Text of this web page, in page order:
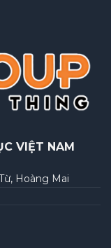
VIỆT NAM
Hoàng Mai